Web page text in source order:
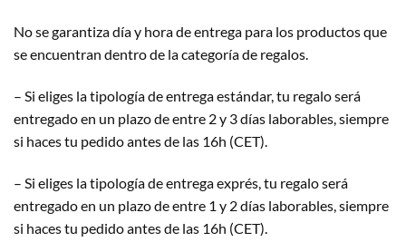
No se garantiza día y hora de entrega para los productos que
se encuentran dentro de la categoría de regalos.
– Si eliges la tipología de entrega estándar, tu regalo será
entregado en un plazo de entre 2 y 3 días laborables, siempre
si haces tu pedido antes de las 16h (CET).
– Si eliges la tipología de entrega exprés, tu regalo será
entregado en un plazo de entre 1 y 2 días laborables, siempre
si haces tu pedido antes de las 16h (CET).